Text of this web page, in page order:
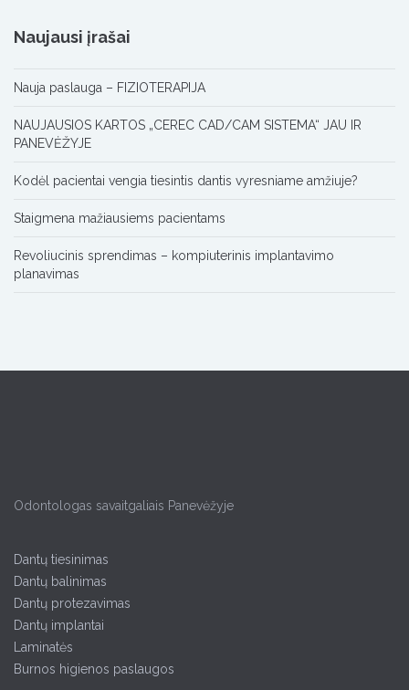
Naujausi įrašai
Nauja paslauga – FIZIOTERAPIJA
NAUJAUSIOS KARTOS „CEREC CAD/CAM SISTEMA“ JAU IR
PANEVĖŽYJE
Kodėl pacientai vengia tiesintis dantis vyresniame amžiuje?
Staigmena mažiausiems pacientams
Revoliucinis sprendimas – kompiuterinis implantavimo
planavimas
Odontologas savaitgaliais Panevėžyje
Dantų tiesinimas
Dantų balinimas
Dantų protezavimas
Dantų implantai
Laminatės
Burnos higienos paslaugos